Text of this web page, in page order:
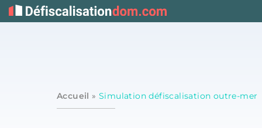
Accueil »Simulation défiscalisation outre-mer